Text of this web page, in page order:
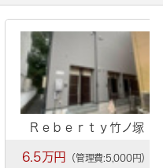
Ｒｅｂｅｒｔｙ竹ノ塚
6.5万円 （管理費:5,000円）